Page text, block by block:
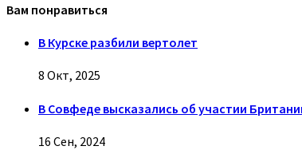
Вам понравиться
В Курске разбили вертолет
8 Окт, 2025
В Совфеде высказались об участии
16 Сен, 2024